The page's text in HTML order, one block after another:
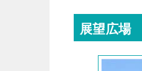
展望広場